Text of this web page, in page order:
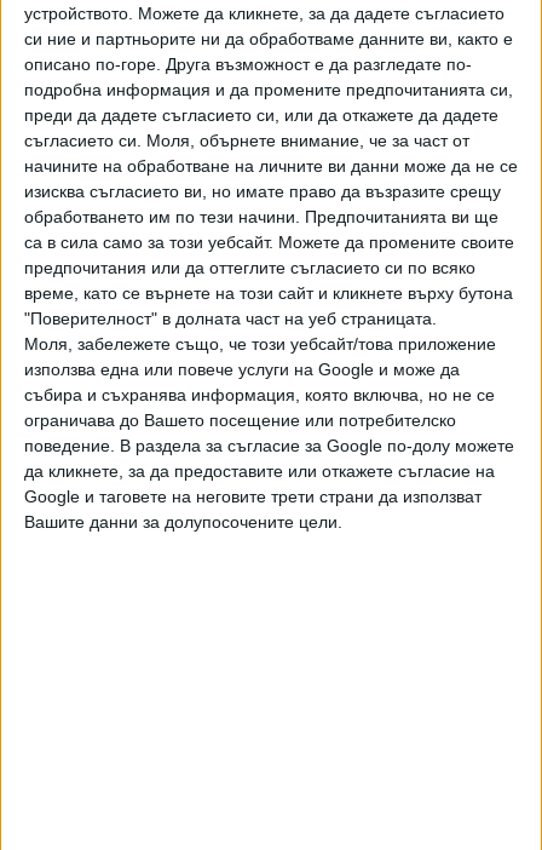
устройството. Можете да кликнете, за да дадете съгласието
си ние и партньорите ни да обработваме данните ви, както е
описано по-горе. Друга възможност е да разгледате по-
подробна информация и да промените предпочитанията си,
преди да дадете съгласието си, или да откажете да дадете
съгласието си. Моля, обърнете внимание, че за част от
начините на обработване на личните ви данни може да не се
изисква съгласието ви, но имате право да възразите срещу
обработването им по тези начини. Предпочитанията ви ще
са в сила само за този уебсайт. Можете да промените своите
предпочитания или да оттеглите съгласието си по всяко
време, като се върнете на този сайт и кликнете върху бутона
"Поверителност" в долната част на уеб страницата.
Моля, забележете също, че този уебсайт/това приложение
използва една или повече услуги на Google и може да
събира и съхранява информация, която включва, но не се
ограничава до Вашето посещение или потребителско
поведение. В раздела за съгласие за Google по-долу можете
да кликнете, за да предоставите или откажете съгласие на
Google и таговете на неговите трети страни да използват
Вашите данни за долупосочените цели.
Филм със заглавие "Отряд самоубийци" излезе и през
2016 г., но въпреки добрия приход критиката заслужено
го изравни със земята. Затова сегашният е колкото
продължение, толкова и нов прочит, дори не са си
правили труда да сменят заглавието. Един апокалипсис
по-късно, бета версията на Дейвид Ейър е забравена,
пък и поколенията подрастващи комиксови фенове се
обновяват непрестанно: нищо, че истории като тези са
забранени до 16 години (rated R в САЩ). Така някои от
героите - като Марго Роби в ролята на Харли Куин и
Виола Дейвис като кукловодка за правителството на
САЩ, се завръщат, но пък повечето са нови, кой от кой
по-ненормални и шарени. И понеже това е "Отряд
самоубийци" все пак, никому не е гарантирано, че ще
оцелее за финалните надписи.
Отрядът е съставен от опасни затворници, на които е
обещана предсрочна свобода, ако се включат в
смъртоносна мисия. Сред тях са Идрис Елба като